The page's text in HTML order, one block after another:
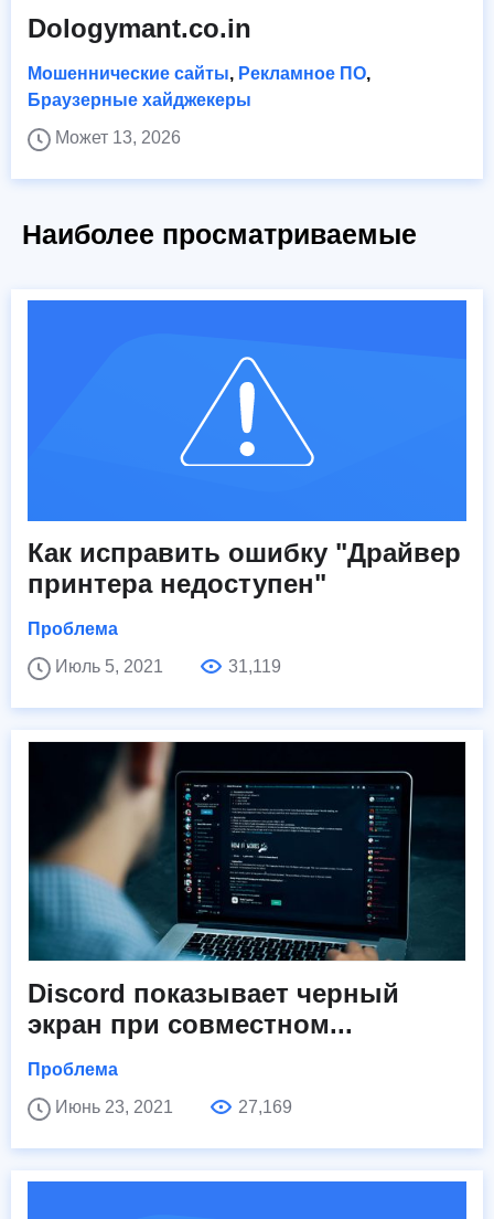
Dologymant.co.in
Мошеннические сайты, Рекламное ПО,
Браузерные хайджекеры
Может 13, 2026
Наиболее просматриваемые
Как исправить ошибку "Драйвер
принтера недоступен"
Проблема
Июль 5, 2021
31,119
Discord показывает черный
экран при совместном...
Проблема
Июнь 23, 2021
27,169